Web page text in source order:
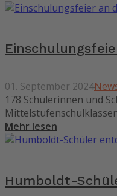
01. September 2024
178 Schülerinnen und
Mehr lesen
Humboldt-